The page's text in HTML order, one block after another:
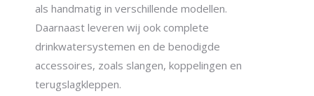
als handmatig in verschillende modellen.
Daarnaast leveren wij ook complete
drinkwatersystemen en de benodigde
accessoires, zoals slangen, koppelingen en
terugslagkleppen.